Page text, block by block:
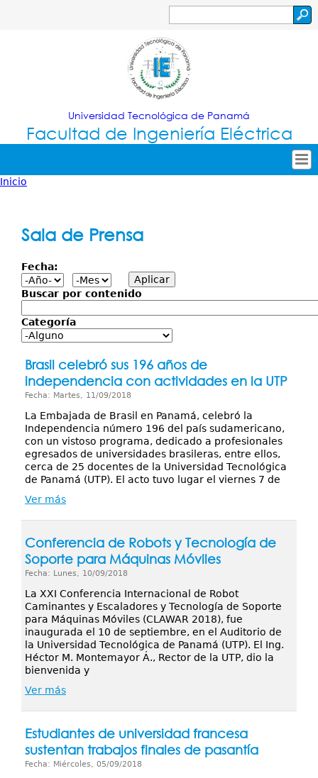
Jump to navigation
de
búsqueda
Universidad Tecnológica de Panamá
Facultad de Ingeniería Eléctrica
Tropical
Principal
Oferta Académica
Investigación
Servicios
Publicaciones
está
Inicio
Sala de Prensa
Fecha:
Buscar por contenido
Categoría
Brasil celebró sus 196 años de
independencia con actividades en la UTP
Fecha: Martes, 11/09/2018
La Embajada de Brasil en Panamá, celebró la
Independencia número 196 del país sudamericano,
con un vistoso programa, dedicado a profesionales
egresados de universidades brasileras, entre ellos,
cerca de 25 docentes de la Universidad Tecnológica
de Panamá (UTP). El acto tuvo lugar el viernes 7 de
Ver más
Conferencia de Robots y Tecnología de
Soporte para Máquinas Móviles
Fecha: Lunes, 10/09/2018
La XXI Conferencia Internacional de Robot
Caminantes y Escaladores y Tecnología de Soporte
para Máquinas Móviles (CLAWAR 2018), fue
inaugurada el 10 de septiembre, en el Auditorio de
la Universidad Tecnológica de Panamá (UTP). El Ing.
Héctor M. Montemayor Á., Rector de la UTP, dio la
bienvenida y
Ver más
Estudiantes de universidad francesa
sustentan trabajos finales de pasantía
Fecha: Miércoles, 05/09/2018